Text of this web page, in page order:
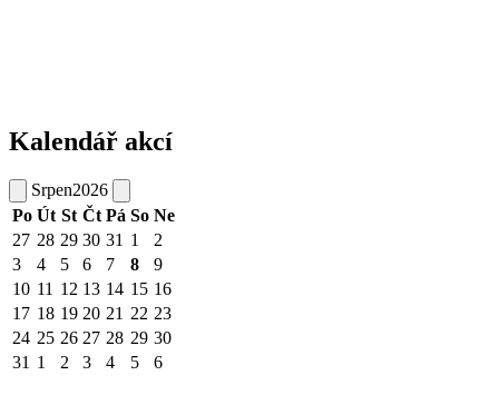
Kalendář akcí
Srpen2026
Po Út St Čt Pá So Ne
27 28 29 30 31 1
2
3
4 5 6 7 8
9
10 11 12 13 14 15 16
17 18 19 20 21 22 23
24 25 26 27 28 29 30
31 1 2 3 4 5 6